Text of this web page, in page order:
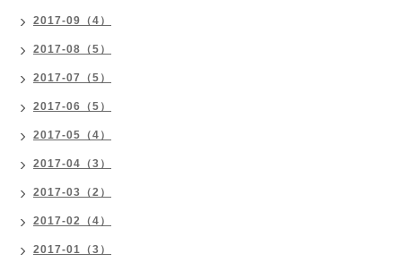
2017-09（4）
2017-08（5）
2017-07（5）
2017-06（5）
2017-05（4）
2017-04（3）
2017-03（2）
2017-02（4）
2017-01（3）